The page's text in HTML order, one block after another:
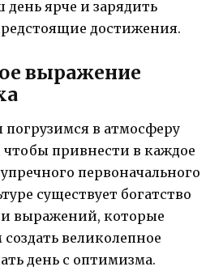
день ярче и зарядить
достижения.
выражение
погрузимся в атмосферу
чтобы привнести в каждое
первоначального
существует богатство
выражений, которые
великолепное
день с оптимизма.